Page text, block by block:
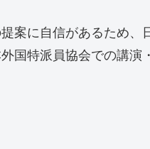
案に自信があるため、
国特派員協会での講